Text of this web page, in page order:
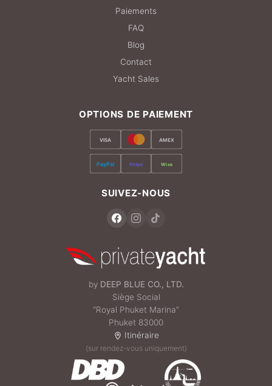
Paiements
FAQ
Blog
Contact
Yacht Sales
OPTIONS DE PAIEMENT
VISA AMEX
PayPal Stripe Wise
SUIVEZ-NOUS
by DEEP BLUE CO., LTD.
Siège Social
“Royal Phuket Marina”
Phuket 83000
Itinéraire
(sur rendez-vous uniquement)